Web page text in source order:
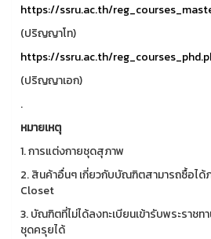
https://ssru.ac.th/
(ปริญญาโท)
https://ssru.ac.th/
(ปริญญาเอก)
.
หมายเหตุ
1. การแต่งกายชุดสุภาพ
2. สินค้าอื่นๆ เกี่ยวกับบัณฑิตสามารถซื้อได้ภ
Closet
3. บัณฑิตที่ไม่ได้ลงทะเบียนเข้ารับพระรา
ชุดครุยได้